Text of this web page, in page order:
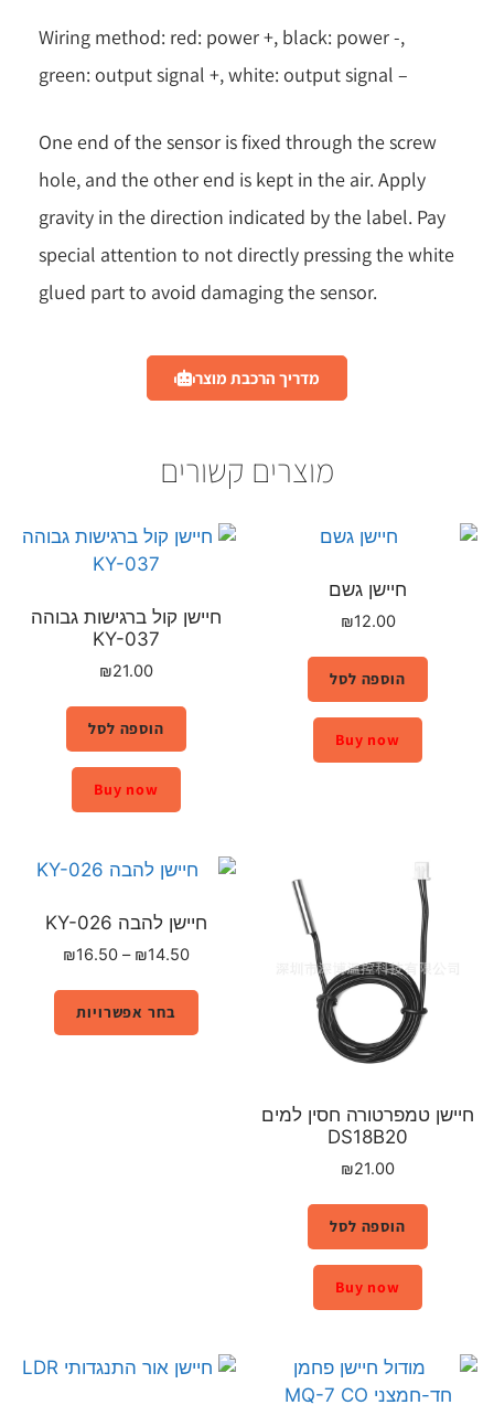
Wiring method: red: power +, black: power -,
green: output signal +, white: output signal –
One end of the sensor is fixed through the screw
hole, and the other end is kept in the air. Apply
gravity in the direction indicated by the label. Pay
special attention to not directly pressing the white
glued part to avoid damaging the sensor.
מדריך הרכבת מוצר
מוצרים קשורים
חיישן גשם
₪12.00
הוספה לסל
Buy now
חיישן קול ברגישות גבוהה
KY-037
₪21.00
הוספה לסל
Buy now
חיישן טמפרטורה חסין למים
DS18B20
₪21.00
הוספה לסל
Buy now
חיישן להבה KY-026
₪14.50
–
₪16.50
בחר אפשרויות